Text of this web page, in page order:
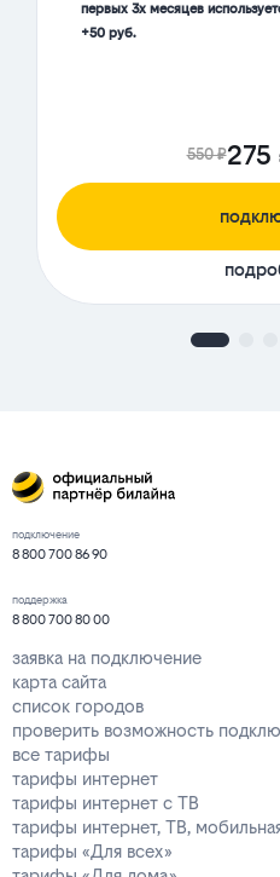
первых 3х месяцев
+50 руб.
550 ₽
подключение
8 800 700 86 90
поддержка
8 800 700 80 00
заявка на подключение
карта сайта
список городов
проверить возможность
все тарифы
тарифы интернет
тарифы интернет с ТВ
тарифы интернет, ТВ,
тарифы «Для всех»